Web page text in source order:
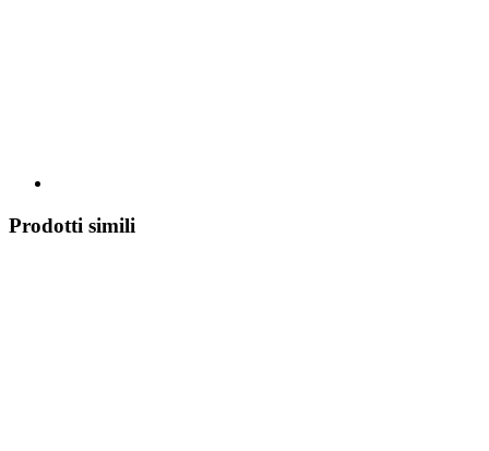
Prodotti simili